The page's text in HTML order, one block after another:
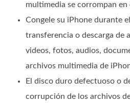
multimedia se corrompan en
Congele su iPhone durante
transferencia o descarga de
videos, fotos, audios,
archivos multimedia de
El disco duro defectuoso o
corrupción de los archivos